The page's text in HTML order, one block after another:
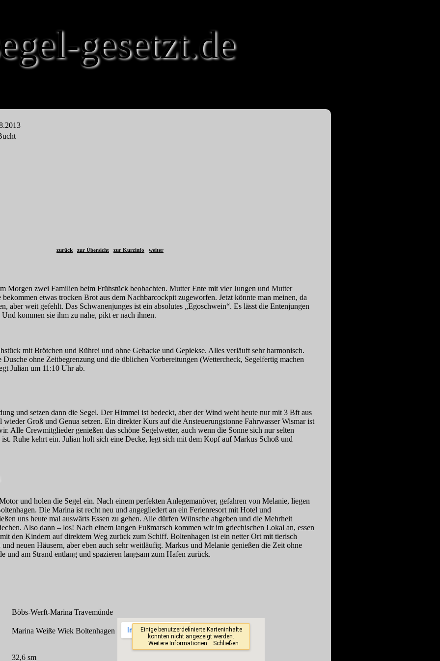
gesetzt.de
zurück zur Übersicht zur Kurzinfo weiter
Morgen zwei Familien beim Frühstück beobachten. Mutter Ente mit vier Jungen und Mutter
etwas trocken Brot aus dem Nachbarcockpit zugeworfen. Jetzt könnte man meinen, da
aber weit gefehlt. Das Schwanenjunges ist ein absolutes „Egoschwein“. Es lässt die Entenjungen
kommen sie ihm zu nahe, pikt er nach ihnen.
mit Brötchen und Rührei und ohne Gehacke und Gepiekse. Alles verläuft sehr harmonisch.
ohne Zeitbegrenzung und die üblichen Vorbereitungen (Wettercheck, Segelfertig machen
Julian um 11:10 Uhr ab.
und setzen dann die Segel. Der Himmel ist bedeckt, aber der Wind weht heute nur mit 3 Bft aus
Groß und Genua setzen. Ein direkter Kurs auf die Ansteuerungstonne Fahrwasser Wismar ist
Alle Crewmitglieder genießen das schöne Segelwetter, auch wenn die Sonne sich nur selten
Ruhe kehrt ein. Julian holt sich eine Decke, legt sich mit dem Kopf auf Markus Schoß und
und holen die Segel ein. Nach einem perfekten Anlegemanöver, gefahren von Melanie, liegen
Die Marina ist recht neu und angegliedert an ein Ferienresort mit Hotel und
uns heute mal auswärts Essen zu gehen. Alle dürfen Wünsche abgeben und die Mehrheit
Also dann – los! Nach einem langen Fußmarsch kommen wir im griechischen Lokal an, essen
den Kindern auf direktem Weg zurück zum Schiff. Boltenhagen ist ein netter Ort mit tierisch
neuen Häusern, aber eben auch sehr weitläufig. Markus und Melanie genießen die Zeit ohne
und am Strand entlang und spazieren langsam zum Hafen zurück.
Böbs-Werft-Marina Travemünde
Marina Weiße Wiek Boltenhagen
32,6 sm